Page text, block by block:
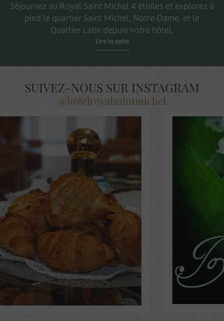
Séjournez au Royal Saint Michel 4 étoiles et explorez à
pied le quartier Saint Michel, Notre-Dame, et le
Quartier Latin depuis votre hôtel.
Lire la suite
SUIVEZ-NOUS SUR INSTAGRAM
@hotelroyalsaintmichel